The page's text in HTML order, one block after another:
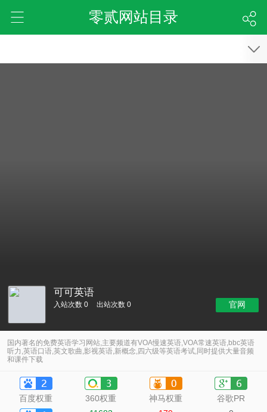
零贰网站目录
可可英语
入站次数 0 出站次数 0 官网
国内著名的免费英语学习网站,主要频道有VOA慢速英语,VOA常速英语,bbc英语
听力,英语口语,英文歌曲,影视英语,新概念,四六级等英语考试,同时提供大量音频
和课件下载
百度权重 360权重 神马权重 谷歌PR